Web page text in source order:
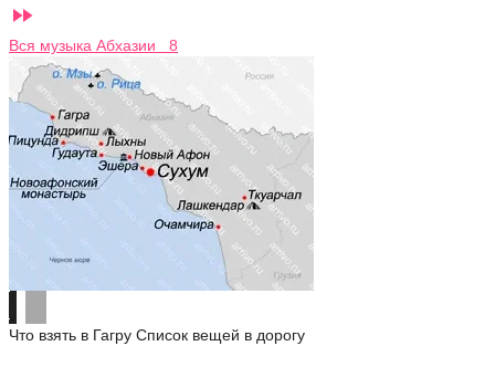

Вся музыка Абхазии 8
Что взять в Гагру Список вещей в дорогу